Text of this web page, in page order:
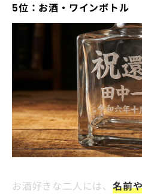
5位：お酒・ワインボトル
お酒好きな二人には、 名前